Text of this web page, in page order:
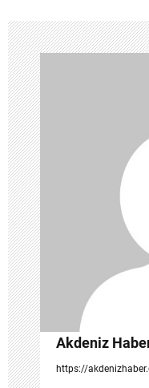
ı
g
e
z
i
n
m
e
s
i
Akdeniz
https://